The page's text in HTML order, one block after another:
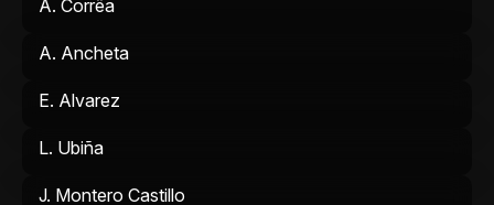
A. Corrêa
A. Ancheta
E. Alvarez
L. Ubiña
J. Montero Castillo